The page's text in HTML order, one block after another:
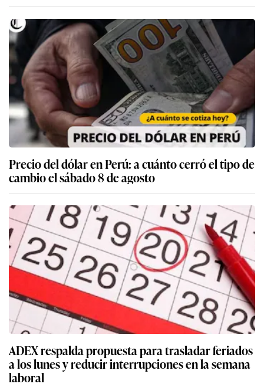
Precio del dólar en Perú: a cuánto cerró el tipo de
cambio el sábado 8 de agosto
ADEX respalda propuesta para trasladar feriados
a los lunes y reducir interrupciones en la semana
laboral